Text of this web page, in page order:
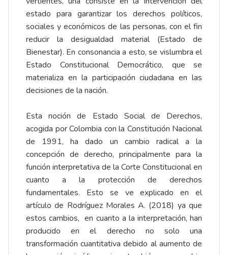
estado para garantizar los derechos políticos,
sociales y económicos de las personas, con el fin
reducir la desigualdad material (Estado de
Bienestar). En consonancia a esto, se vislumbra el
Estado Constitucional Democrático, que se
materializa en la participación ciudadana en las
decisiones de la nación.
Esta noción de Estado Social de Derechos,
acogida por Colombia con la Constitución Nacional
de 1991, ha dado un cambio radical a la
concepción de derecho, principalmente para la
función interpretativa de la Corte Constitucional en
cuanto a la protección de derechos
fundamentales. Esto se ve explicado en el
artículo de Rodríguez Morales A. (2018) ya que
estos cambios, en cuanto a la interpretación, han
producido en el derecho no solo una
transformación cuantitativa debido al aumento de